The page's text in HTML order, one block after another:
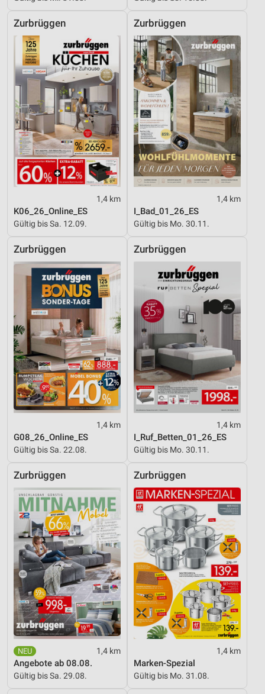
Zurbrüggen
1,4 km
K06_26_Online_ES
Gültig bis Sa. 12.09.
Zurbrüggen
1,4 km
I_Bad_01_26_ES
Gültig bis Mo. 30.11.
Zurbrüggen
1,4 km
G08_26_Online_ES
Gültig bis Sa. 22.08.
Zurbrüggen
1,4 km
I_Ruf_Betten_01_26_ES
Gültig bis Mo. 30.11.
Zurbrüggen
1,4 km
Angebote ab 08.08.
Gültig bis Sa. 29.08.
Zurbrüggen
1,4 km
Marken-Spezial
Gültig bis Mo. 31.08.